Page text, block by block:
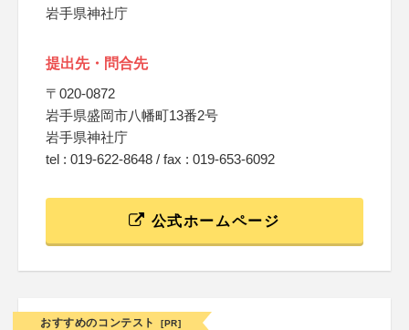
岩手県神社庁
提出先・問合先
〒020-0872
岩手県盛岡市八幡町13番2号
岩手県神社庁
tel : 019-622-8648 / fax : 019-653-6092
公式ホームページ
おすすめのコンテスト [PR]